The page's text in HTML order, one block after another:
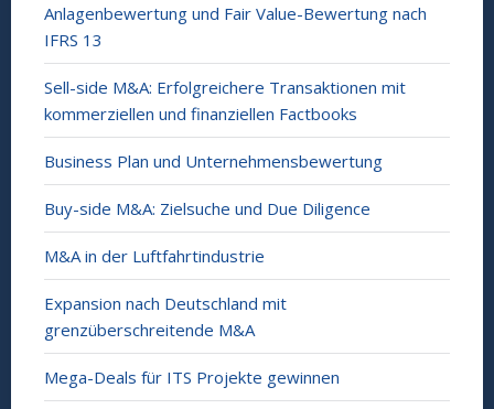
Anlagenbewertung und Fair Value-Bewertung nach
IFRS 13
Sell-side M&A: Erfolgreichere Transaktionen mit
kommerziellen und finanziellen Factbooks
Business Plan und Unternehmensbewertung
Buy-side M&A: Zielsuche und Due Diligence
M&A in der Luftfahrtindustrie
Expansion nach Deutschland mit
grenzüberschreitende M&A
Mega-Deals für ITS Projekte gewinnen